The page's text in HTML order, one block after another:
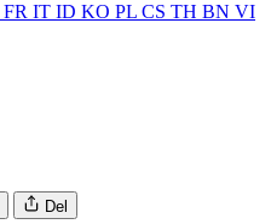
FR IT ID KO PL CS TH BN VI
Del